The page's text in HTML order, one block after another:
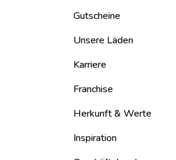
Gutscheine
Unsere Läden
Karriere
Franchise
Herkunft & Werte
Inspiration